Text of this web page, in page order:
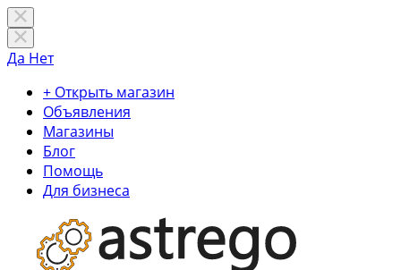
Да Нет
+ Открыть магазин
Объявления
Магазины
Блог
Помощь
Для бизнеса